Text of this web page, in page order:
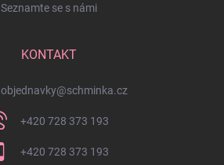
Seznamte se s námi
KONTAKT
objednavky@schminka.cz
+420 728 373 193
+420 728 373 193